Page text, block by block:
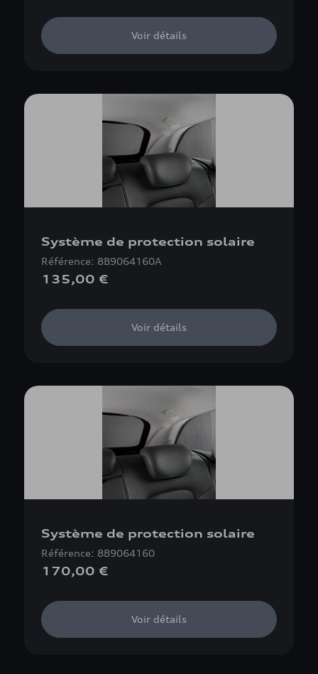
Voir détails
Système de protection solaire
Référence: 8B9064160A
135,00 €
Voir détails
Système de protection solaire
Référence: 8B9064160
170,00 €
Voir détails